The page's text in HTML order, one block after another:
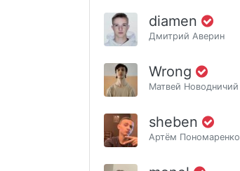
diamen
Дмитрий Аверин
Wrong
Матвей Новодничий
sheben
Артём Пономаренко